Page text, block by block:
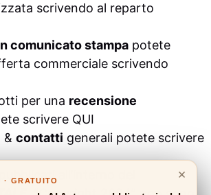
scrivendo al reparto
comunicato stampa potete
commerciale scrivendo
per una recensione
scrivere QUI
& contatti generali potete scrivere
all’interno del
×
· GRATUITO